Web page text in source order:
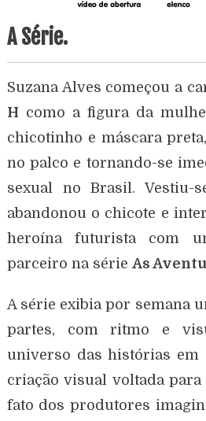
A Série.
Suzana Alves começou a
H como a figura da
chicotinho e máscara
no palco e tornando-se
sexual no Brasil. Vestiu-
abandonou o chicote e
heroína futurista com
parceiro na série As
A série exibia por semana
partes, com ritmo e
universo das histórias em
criação visual voltada
fato dos produtores